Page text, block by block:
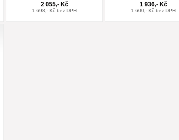
2 055,- Kč
1 698,- Kč bez DPH
1 936,- Kč
1 600,- Kč bez DPH